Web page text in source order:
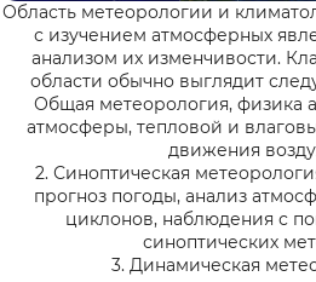
Область метеорологии и
с изучением атмосферных
анализом их изменчивости.
области обычно выглядит
Общая метеорология, физика
атмосферы, тепловой и
движения
2. Синоптическая
прогноз погоды, анализ
циклонов, наблюдения с
синоптических
3. Динамическая